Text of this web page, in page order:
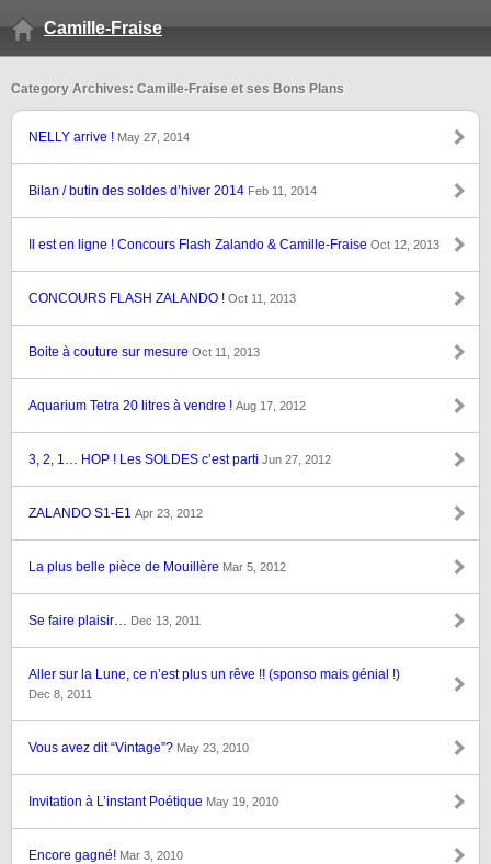
Camille-Fraise
Category Archives: Camille-Fraise et ses Bons Plans
NELLY arrive ! May 27, 2014
Bilan / butin des soldes d’hiver 2014 Feb 11, 2014
Il est en ligne ! Concours Flash Zalando & Camille-Fraise Oct 12, 2013
CONCOURS FLASH ZALANDO ! Oct 11, 2013
Boite à couture sur mesure Oct 11, 2013
Aquarium Tetra 20 litres à vendre ! Aug 17, 2012
3, 2, 1… HOP ! Les SOLDES c’est parti Jun 27, 2012
ZALANDO S1-E1 Apr 23, 2012
La plus belle pièce de Mouillère Mar 5, 2012
Se faire plaisir… Dec 13, 2011
Aller sur la Lune, ce n’est plus un rêve !! (sponso mais génial !)
Dec 8, 2011
Vous avez dit “Vintage”? May 23, 2010
Invitation à L’instant Poétique May 19, 2010
Encore gagné! Mar 3, 2010